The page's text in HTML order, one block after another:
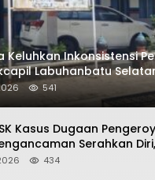
Keluhkan Inkonsistensi
Labuhanbatu
KK Rusak
541
Kasus Dugaan
Serahkan
Polsek Lolowau
434